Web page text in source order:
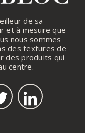
de sa
et à mesure que
nous sommes
des textures de
des produits qui
centre.